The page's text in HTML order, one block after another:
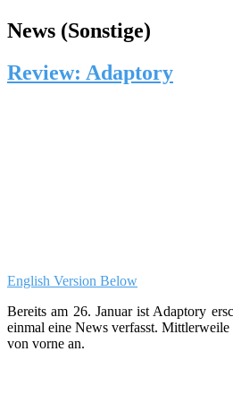
News (Sonstige)
Review: Adaptory
English Version Below
Bereits am 26. Januar ist Adaptory
einmal eine News verfasst. Mittlerweile
von vorne an.